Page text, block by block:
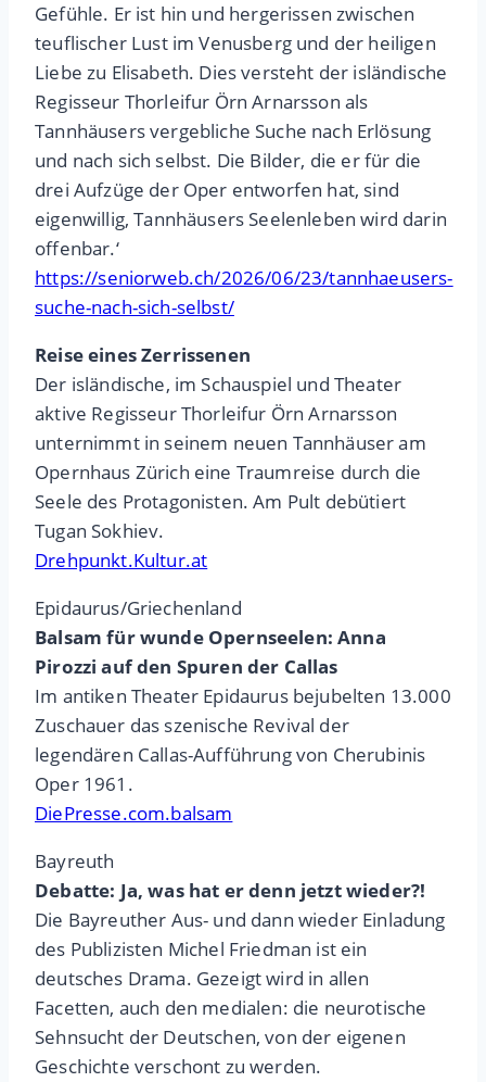
Gefühle. Er ist hin und hergerissen zwischen
teuflischer Lust im Venusberg und der heiligen
Liebe zu Elisabeth. Dies versteht der isländische
Regisseur Thorleifur Örn Arnarsson als
Tannhäusers vergebliche Suche nach Erlösung
und nach sich selbst. Die Bilder, die er für die
drei Aufzüge der Oper entworfen hat, sind
eigenwillig, Tannhäusers Seelenleben wird darin
offenbar.‘
https://seniorweb.ch/2026/06/23/tannhaeusers-
suche-nach-sich-selbst/
Reise eines Zerrissenen
Der isländische, im Schauspiel und Theater
aktive Regisseur Thorleifur Örn Arnarsson
unternimmt in seinem neuen Tannhäuser am
Opernhaus Zürich eine Traumreise durch die
Seele des Protagonisten. Am Pult debütiert
Tugan Sokhiev.
Drehpunkt.Kultur.at
Epidaurus/Griechenland
Balsam für wunde Opernseelen: Anna
Pirozzi auf den Spuren der Callas
Im antiken Theater Epidaurus bejubelten 13.000
Zuschauer das szenische Revival der
legendären Callas-Aufführung von Cherubinis
Oper 1961.
DiePresse.com.balsam
Bayreuth
Debatte: Ja, was hat er denn jetzt wieder?!
Die Bayreuther Aus- und dann wieder Einladung
des Publizisten Michel Friedman ist ein
deutsches Drama. Gezeigt wird in allen
Facetten, auch den medialen: die neurotische
Sehnsucht der Deutschen, von der eigenen
Geschichte verschont zu werden.